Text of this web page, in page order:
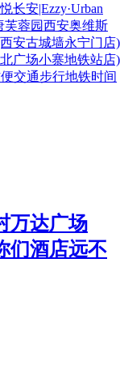
长安|Ezzy·Urban
芙蓉园西安奥维斯
安古城墙永宁门店)
广场小寨地铁站店)
交通步行地铁时间
万达广场
们酒店远不